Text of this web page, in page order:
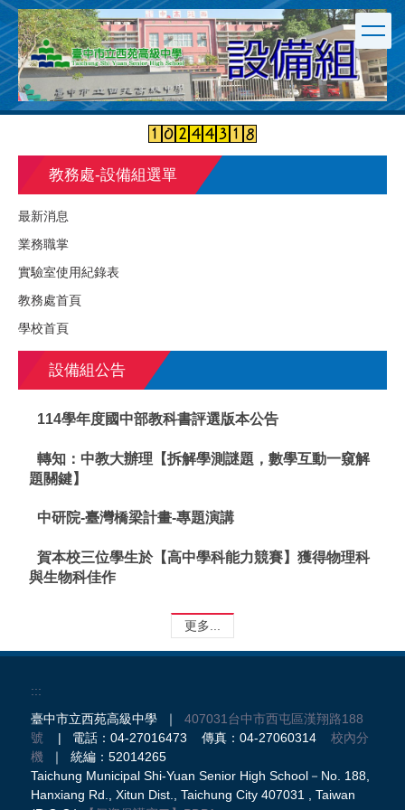
跳
到
主
要
內
容
教務處-設備組選單
最新消息
業務職掌
實驗室使用紀錄表
教務處首頁
學校首頁
設備組公告
114學年度國中部教科書評選版本公告
轉知：中教大辦理【拆解學測謎題，數學互動一窺解
題關鍵】
中研院-臺灣橋梁計畫-專題演講
賀本校三位學生於【高中學科能力競賽】獲得物理科
與生物科佳作
更多...
:::
臺中市立西苑高級中學 ｜ 407031台中市西屯區漢翔路188
號 | 電話：04-27016473 傳真：04-27060314 校內分
機 ｜ 統編：52014265
Taichung Municipal Shi-Yuan Senior High School－No. 188,
Hanxiang Rd., Xitun Dist., Taichung City 407031 , Taiwan